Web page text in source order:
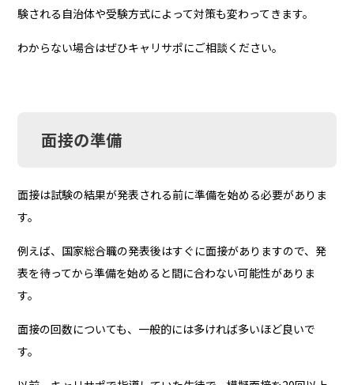
験される自治体や受験方式によって対策も変わってきます。
わからない場合はぜひキャリサポにご相談ください。
面接の準備
面接は試験の結果が発表される前に準備を始める必要がありま
す。
例えば、国家総合職の発表後はすぐに面接がありますので、発
表を待ってから準備を始めると間に合わない可能性がありま
す。
面接の回数についても、一般的には多ければ多いほど良いで
す。